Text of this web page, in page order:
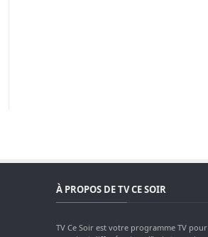
À PROPOS DE TV CE SOIR
TV Ce Soir est votre programme TV pour